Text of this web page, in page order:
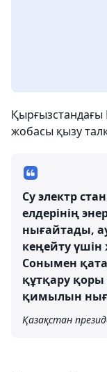
жобасы қызу
Су электр
елдерінің
нығайтады,
кеңейту
Сонымен
құтқару қоры
қимылын
Қазақстан